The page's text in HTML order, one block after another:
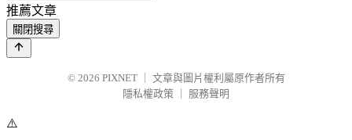
推薦文章
關閉搜尋
© 2026 PIXNET
文章與圖片權利屬原作者所有
隱私權政策
服務聲明
⚠️